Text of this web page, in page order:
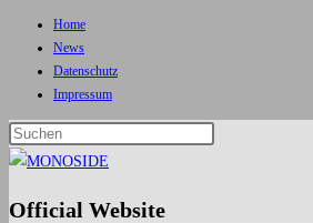
Inhalt
springen
Home
News
Datenschutz
Impressum
Official Website